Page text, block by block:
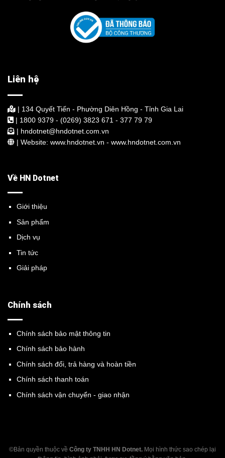
Liên hệ
| 134 Quyết Tiến - Phường Diên Hồng - Tỉnh Gia Lai
| 1800 9379 - (0269) 3823 671 - 377 79 79
| hndotnet@hndotnet.com.vn
| Website: www.hndotnet.vn - www.hndotnet.com.vn
Về HN Dotnet
Giới thiệu
Sản phẩm
Dịch vụ
Tin tức
Giải pháp
Chính sách
Chính sách bảo mật thông tin
Chính sách bảo hành
Chính sách đổi, trả hàng và hoàn tiền
Chính sách thanh toán
Chính sách vận chuyển - giao nhận
©Bản quyền thuộc về Công ty TNHH HN Dotnet. Mọi hình thức sao chép lại